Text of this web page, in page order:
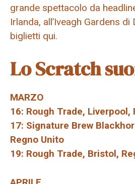
grande spettacolo da
Irlanda, all’Iveagh Gardens di
biglietti qui.
Lo Scratch
MARZO
16: Rough Trade, Liverpool,
17: Signature Brew
Regno Unito
19: Rough Trade, Bristol,